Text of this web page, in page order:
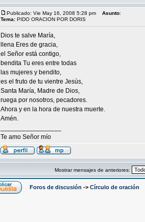
Publicado: Vie May 16, 2008 5:28 pm Asunto:
Tema: PIDO ORACION POR DORIS
Dios te salve María,
llena Eres de gracia,
el Señor está contigo,
bendita Tu eres entre todas
las mujeres y bendito,
es el fruto de tu vientre Jesús,
Santa María, Madre de Dios,
ruega por nosotros, pecadores.
Ahora y en la hora de nuestra muerte.
Amén.
Te amo Señor mío
Mostrar mensajes de anteriores:
Foros de discusión -> Círculo de oración